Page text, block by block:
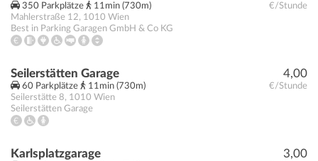
€/Stunde
350 Parkplätze
11min (730m)
Mahlerstraße 12, 1010 Wien
Best in Parking Garagen GmbH & Co KG
4,00
€/Stunde
Seilerstätten Garage
60 Parkplätze
11min (730m)
Seilerstätte 8, 1010 Wien
Seilerstätten Garage
3,00
Karlsplatzgarage